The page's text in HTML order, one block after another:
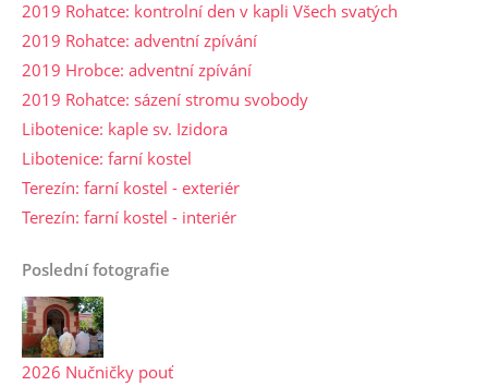
2019 Rohatce: kontrolní den v kapli Všech svatých
2019 Rohatce: adventní zpívání
2019 Hrobce: adventní zpívání
2019 Rohatce: sázení stromu svobody
Libotenice: kaple sv. Izidora
Libotenice: farní kostel
Terezín: farní kostel - exteriér
Terezín: farní kostel - interiér
Poslední fotografie
2026 Nučničky pouť